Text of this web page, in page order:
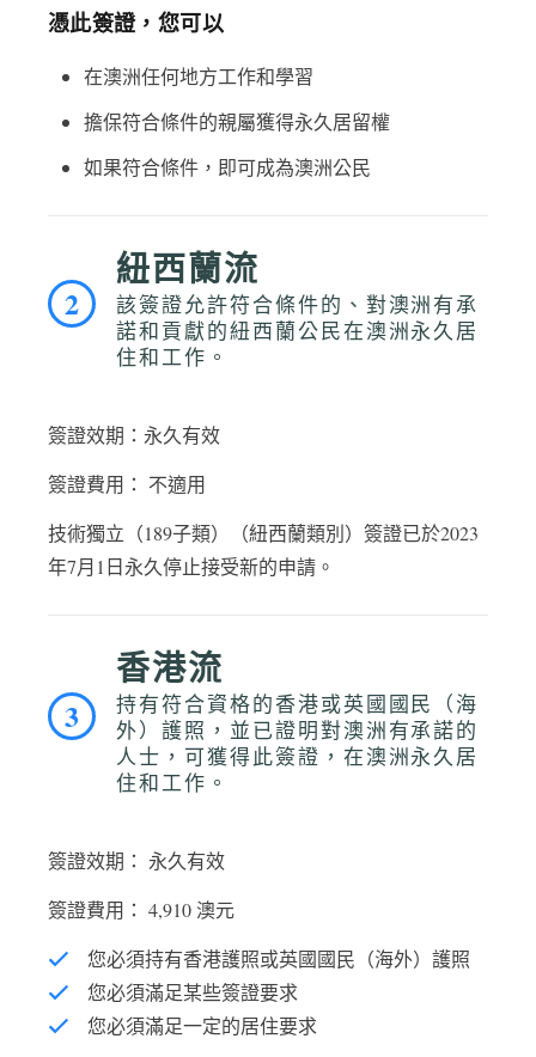
憑此簽證，您可以
在澳洲任何地方工作和學習
擔保符合條件的親屬獲得永久居留權
如果符合條件，即可成為澳洲公民
2
紐西蘭流
該簽證允許符合條件的、對澳洲有承
諾和貢獻的紐西蘭公民在澳洲永久居
住和工作。
簽證效期：永久有效
簽證費用： 不適用
技術獨立（189子類）（紐西蘭類別）簽證已於2023
年7月1日永久停止接受新的申請。
3
香港流
持有符合資格的香港或英國國民（海
外）護照，並已證明對澳洲有承諾的
人士，可獲得此簽證，在澳洲永久居
住和工作。
簽證效期： 永久有效
簽證費用： 4,910 澳元
您必須持有香港護照或英國國民（海外）護照
您必須滿足某些簽證要求
您必須滿足一定的居住要求